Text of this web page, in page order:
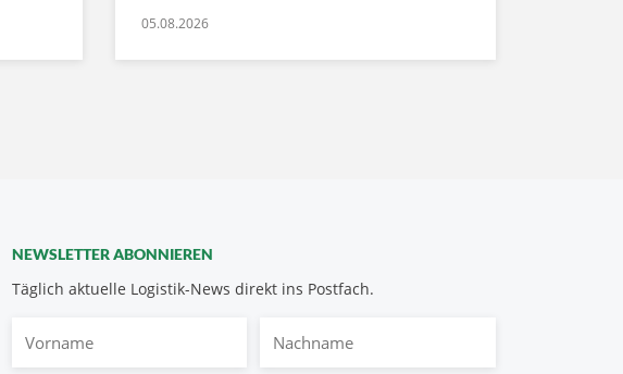
05.08.2026
NEWSLETTER ABONNIEREN
Täglich aktuelle Logistik-News direkt ins Postfach.